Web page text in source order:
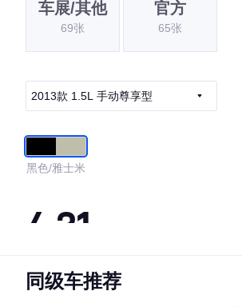
车展/其他
69张
官方
65张
2013款 1.5L 手动尊享型
黑色/雅士米
4.31
·外观表现一般，低于85%同级车
同级车推荐